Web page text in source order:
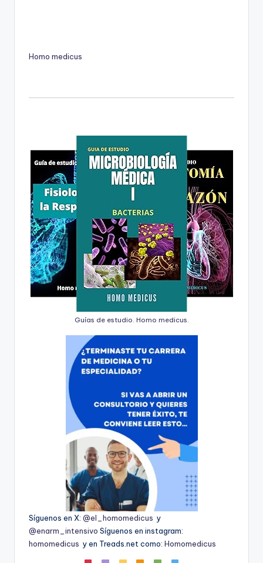
Homo medicus
Guías de estudio. Homo medicus.
Síguenos en X: @el_homomedicus y
@enarm_intensivo Síguenos en instagram:
homomedicus y en Treads.net como: Homomedicus